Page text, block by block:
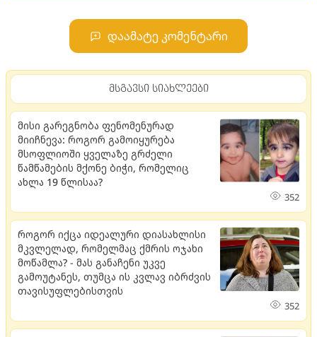
დაამატე კომენტარი
მსგავსი სიახლეები
მისი გარეგნობა ფენომენურად
მიიჩნევა: როგორ გამოიყურება
მსოფლიოში ყველაზე გრძელი
წამწამების მქონე ბიჭი, რომელიც
ახლა 19 წლისაა?
352
როგორ იქცა იდეალური დიასახლისი
მკვლელად, რომელმაც ქმრის ოჯახი
მოწამლა? - მას განაჩენი უკვე
გამოუტანეს, თუმცა ის კვლავ იბრძვის
თავისუფლებისთვის
352